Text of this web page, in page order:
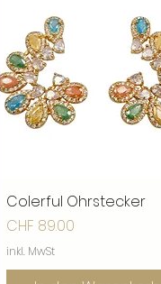
Schnellansicht
Colerful Ohrstecker
Preis
CHF 89.00
inkl. MwSt